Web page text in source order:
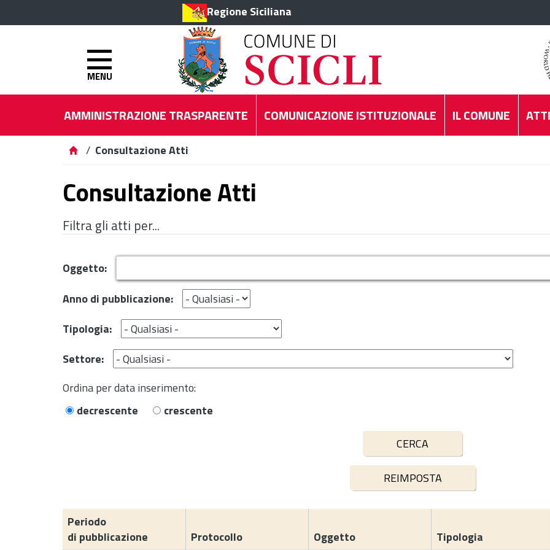
Regione Siciliana
MENU
AMMINISTRAZIONE TRASPARENTE COMUNICAZIONE ISTITUZIONALE IL COMUNE
/ Consultazione Atti
Consultazione Atti
Filtra gli atti per...
Oggetto:
Anno di pubblicazione:
Tipologia:
Settore:
Ordina per data inserimento:
decrescente
crescente
Periodo
di pubblicazione
Protocollo Oggetto Tipologia